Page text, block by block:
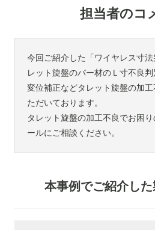
担当者のコ
今回ご紹介した「ワイヤレス寸
レット旋盤のバー材のＬ寸不良
変位補正などタレット旋盤の加
ただいております。
タレット旋盤の加工不良でお困
ールにご相談ください。
本事例でご紹介し